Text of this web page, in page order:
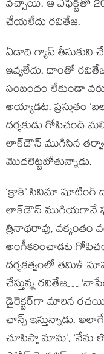
వచ్చాయి. ఆ ఎఫెక్ట్‌తో
చేయలేదు రవితేజ.
ఏడాది గ్యాప్ తీసుకుని
ఇవ్వలేదు. దాంతో
సంబంధం లేకుండా
అయ్యాడట. ప్రస్తుతం
దర్శకుడు గోపిచంద్
లాక్‌డౌన్ ముగిసిన
మొదలెట్టబోతున్నాడు.
‘క్రాక్’ సినిమా
లాక్‌డౌన్ ముగియగానే
త్రినాథరావు,
అంగీకరించాడట
దర్శకత్వంలో తమిళ్
చేస్తున్న రవితేజ…
డైరెక్టర్‌గా మారిన
ఛాన్స్ ఇస్తున్నాడు.
చూపిస్తా మామ’,